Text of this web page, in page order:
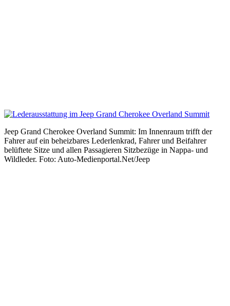
Jeep Grand Cherokee Overland Summit: Im Innenraum trifft der
Fahrer auf ein beheizbares Lederlenkrad, Fahrer und Beifahrer
belüftete Sitze und allen Passagieren Sitzbezüge in Nappa- und
Wildleder. Foto: Auto-Medienportal.Net/Jeep